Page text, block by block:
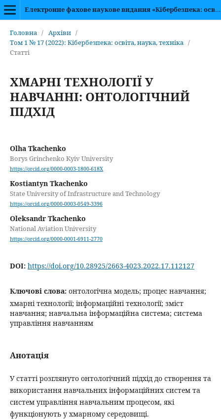
Електронне фахове наукове видання «Кібербезпека: освіта, наука, техніка»
Головна / Архіви /
Том 1 № 17 (2022): Кібербезпека: освіта, наука, техніка /
Статті
ХМАРНІ ТЕХНОЛОГІЇ У
НАВЧАННІ: ОНТОЛОГІЧНИЙ
ПІДХІД
Olha Tkachenko
Borys Grinchenko Kyiv University
https://orcid.org/0000-0003-1800-618X
Kostiantyn Tkachenko
State University of Infrastructure and Technology
https://orcid.org/0000-0003-0549-3396
Oleksandr Tkachenko
National Aviation University
https://orcid.org/0000-0001-6911-2770
DOI: https://doi.org/10.28925/2663-4023.2022.17.112127
Ключові слова: онтологічна модель; процес навчання;
хмарні технології; інформаційні технології; зміст
навчання; навчальна інформаційна система; система
управління навчанням
Анотація
У статті розглянуто онтологічний підхід до створення та
використання навчальних інформаційних систем та
систем управління навчальним процесом, які
функціонують у хмарному середовищі.